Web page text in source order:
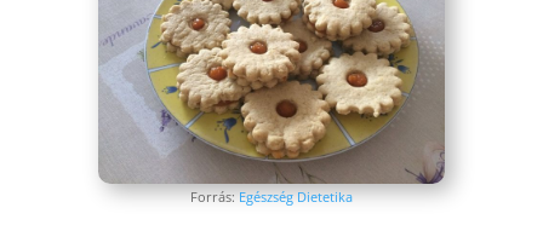
Forrás:Egészség Dietetika